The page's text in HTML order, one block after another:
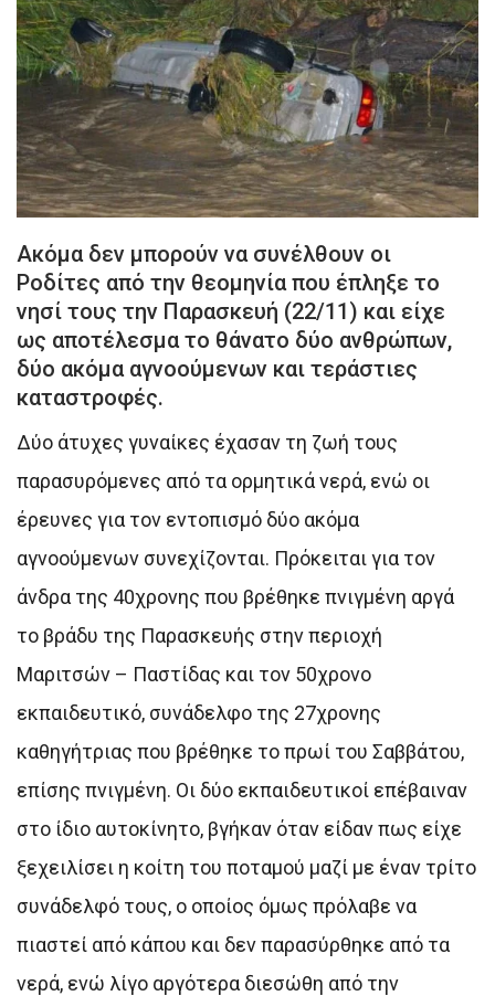
Ακόμα δεν μπορούν να συνέλθουν οι
Ροδίτες από την θεομηνία που έπληξε το
νησί τους την Παρασκευή (22/11) και είχε
ως αποτέλεσμα το θάνατο δύο ανθρώπων,
δύο ακόμα αγνοούμενων και τεράστιες
καταστροφές.
Δύο άτυχες γυναίκες έχασαν τη ζωή τους
παρασυρόμενες από τα oρμητικά νερά, ενώ οι
έρευνες για τον εντοπισμό δύο ακόμα
αγνοούμενων συνεχίζονται. Πρόκειται για τον
άνδρα της 40χρονης που βρέθηκε πνιγμένη αργά
το βράδυ της Παρασκευής στην περιοχή
Μαριτσών – Παστίδας και τον 50χρονο
εκπαιδευτικό, συνάδελφο της 27χρονης
καθηγήτριας που βρέθηκε το πρωί του Σαββάτου,
επίσης πνιγμένη. Οι δύο εκπαιδευτικοί επέβαιναν
στο ίδιο αυτοκίνητο, βγήκαν όταν είδαν πως είχε
ξεχειλίσει η κοίτη του ποταμού μαζί με έναν τρίτο
συνάδελφό τους, ο οποίος όμως πρόλαβε να
πιαστεί από κάπου και δεν παρασύρθηκε από τα
νερά, ενώ λίγο αργότερα διεσώθη από την